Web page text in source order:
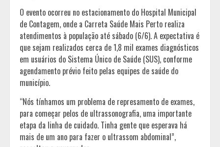
O evento ocorreu no estacionamento do Hospital Municipal
de Contagem, onde a Carreta Saúde Mais Perto realiza
atendimentos à população até sábado (6/6). A expectativa é
que sejam realizados cerca de 1,8 mil exames diagnósticos
em usuários do Sistema Único de Saúde (SUS), conforme
agendamento prévio feito pelas equipes de saúde do
município.
“Nós tínhamos um problema de represamento de exames,
para começar pelos de ultrassonografia, uma importante
etapa da linha de cuidado. Tinha gente que esperava há
mais de um ano para fazer o ultrassom abdominal”,